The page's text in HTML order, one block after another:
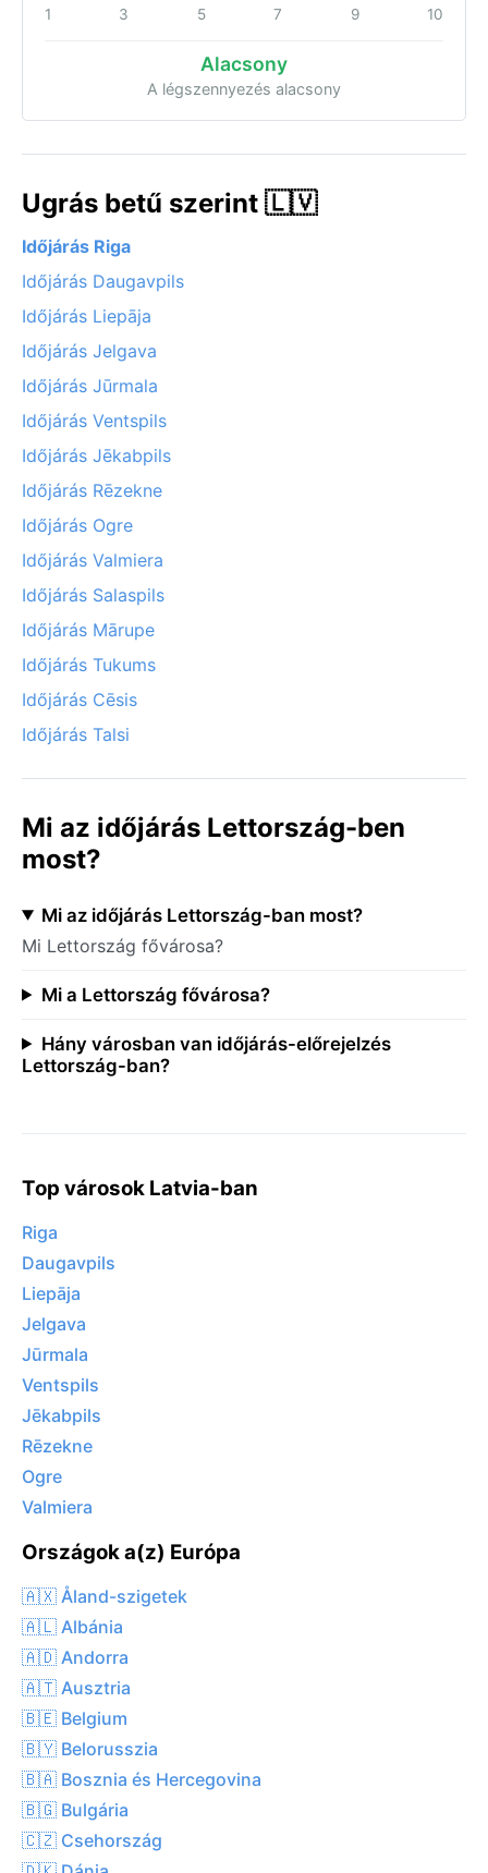
1 3 5 7 9 10
Alacsony
A légszennyezés alacsony
Ugrás betű szerint 🇱🇻
Időjárás Riga
Időjárás Daugavpils
Időjárás Liepāja
Időjárás Jelgava
Időjárás Jūrmala
Időjárás Ventspils
Időjárás Jēkabpils
Időjárás Rēzekne
Időjárás Ogre
Időjárás Valmiera
Időjárás Salaspils
Időjárás Mārupe
Időjárás Tukums
Időjárás Cēsis
Időjárás Talsi
Mi az időjárás Lettország-ben
most?
Mi az időjárás Lettország-ban most?
Mi Lettország fővárosa?
Mi a Lettország fővárosa?
Hány városban van időjárás-előrejelzés
Lettország-ban?
Top városok Latvia-ban
Riga
Daugavpils
Liepāja
Jelgava
Jūrmala
Ventspils
Jēkabpils
Rēzekne
Ogre
Valmiera
Országok a(z) Európa
🇦🇽 Åland-szigetek
🇦🇱 Albánia
🇦🇩 Andorra
🇦🇹 Ausztria
🇧🇪 Belgium
🇧🇾 Belorusszia
🇧🇦 Bosznia és Hercegovina
🇧🇬 Bulgária
🇨🇿 Csehország